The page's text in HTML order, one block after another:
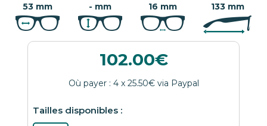
53 mm - mm 16 mm 133 mm
102.00